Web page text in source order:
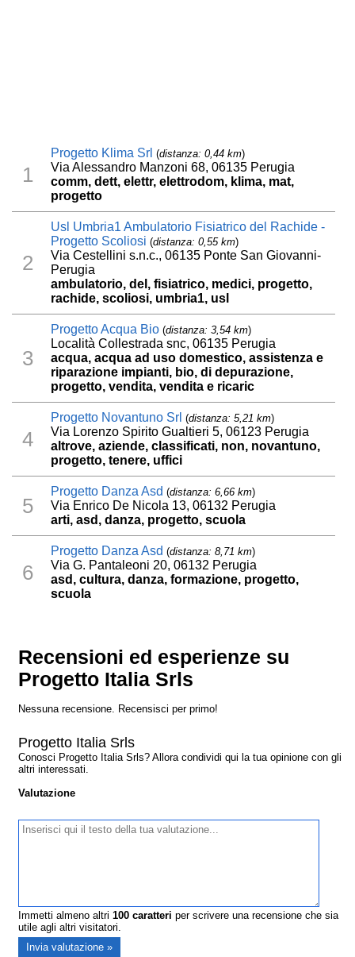
1
Progetto Klima Srl (distanza: 0,44 km)
Via Alessandro Manzoni 68, 06135 Perugia
comm, dett, elettr, elettrodom, klima, mat,
progetto
2
Usl Umbria1 Ambulatorio Fisiatrico del Rachide -
Progetto Scoliosi (distanza: 0,55 km)
Via Cestellini s.n.c., 06135 Ponte San Giovanni-
Perugia
ambulatorio, del, fisiatrico, medici, progetto,
rachide, scoliosi, umbria1, usl
3
Progetto Acqua Bio (distanza: 3,54 km)
Località Collestrada snc, 06135 Perugia
acqua, acqua ad uso domestico, assistenza e
riparazione impianti, bio, di depurazione,
progetto, vendita, vendita e ricaric
4
Progetto Novantuno Srl (distanza: 5,21 km)
Via Lorenzo Spirito Gualtieri 5, 06123 Perugia
altrove, aziende, classificati, non, novantuno,
progetto, tenere, uffici
5
Progetto Danza Asd (distanza: 6,66 km)
Via Enrico De Nicola 13, 06132 Perugia
arti, asd, danza, progetto, scuola
6
Progetto Danza Asd (distanza: 8,71 km)
Via G. Pantaleoni 20, 06132 Perugia
asd, cultura, danza, formazione, progetto,
scuola
Recensioni ed esperienze su
Progetto Italia Srls
Nessuna recensione. Recensisci per primo!
Progetto Italia Srls
Conosci Progetto Italia Srls? Allora condividi qui la tua opinione con gli
altri interessati.
Valutazione
Immetti almeno altri100 caratteri per scrivere una recensione che sia
utile agli altri visitatori.